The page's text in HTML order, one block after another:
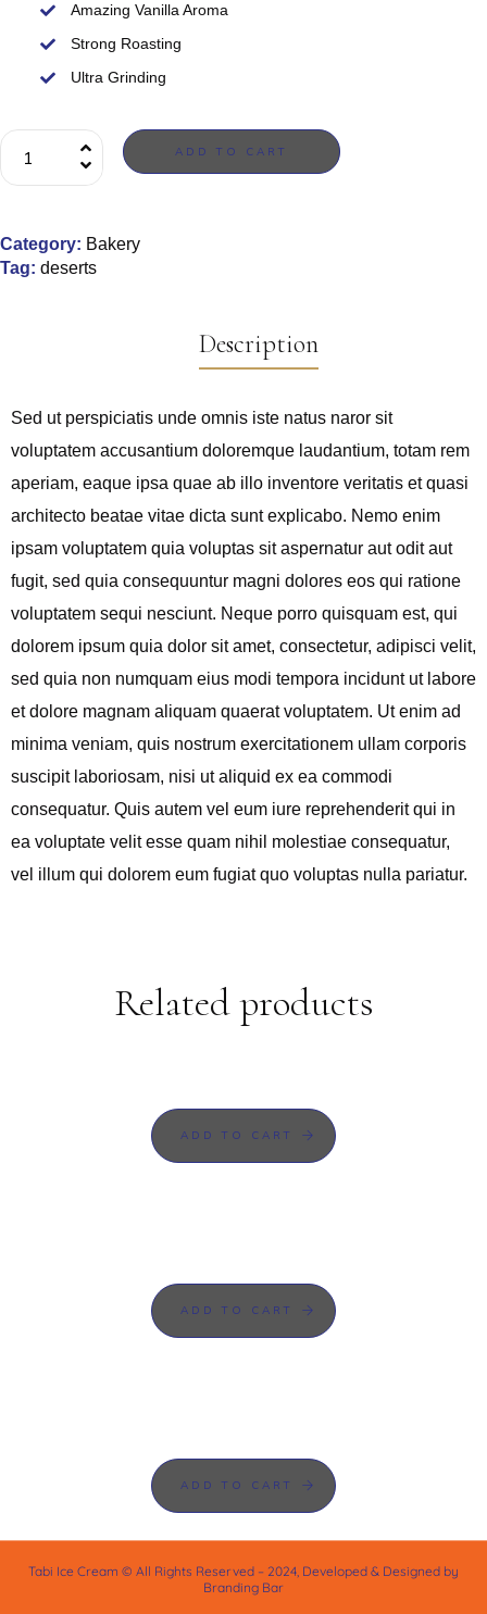
Amazing Vanilla Aroma
Strong Roasting
Ultra Grinding
ADD TO CART
Category: Bakery
Tag: deserts
Description
Sed ut perspiciatis unde omnis iste natus naror sit
voluptatem accusantium doloremque laudantium, totam rem
aperiam, eaque ipsa quae ab illo inventore veritatis et quasi
architecto beatae vitae dicta sunt explicabo. Nemo enim
ipsam voluptatem quia voluptas sit aspernatur aut odit aut
fugit, sed quia consequuntur magni dolores eos qui ratione
voluptatem sequi nesciunt. Neque porro quisquam est, qui
dolorem ipsum quia dolor sit amet, consectetur, adipisci velit,
sed quia non numquam eius modi tempora incidunt ut labore
et dolore magnam aliquam quaerat voluptatem. Ut enim ad
minima veniam, quis nostrum exercitationem ullam corporis
suscipit laboriosam, nisi ut aliquid ex ea commodi
consequatur. Quis autem vel eum iure reprehenderit qui in
ea voluptate velit esse quam nihil molestiae consequatur,
vel illum qui dolorem eum fugiat quo voluptas nulla pariatur.
Related products
ADD TO CART
ADD TO CART
ADD TO CART
Tabi Ice Cream © All Rights Reserved – 2024, Developed & Designed by
Branding Bar